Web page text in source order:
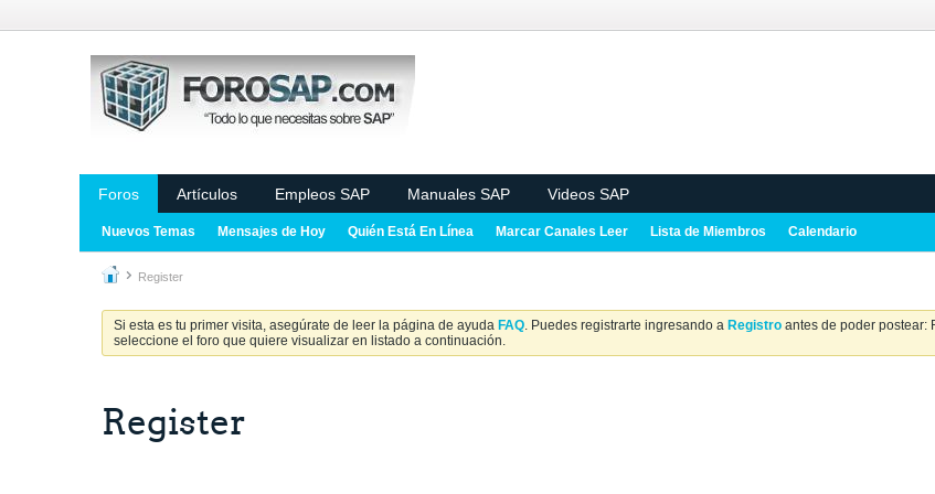
Foros Artículos Empleos SAP Manuales SAP Videos SAP
Nuevos Temas Mensajes de Hoy Quién Está En Línea Marcar Canales Leer Lista de Miembros Calendario
Register
Si esta es tu primer visita, asegúrate de leer la página de ayuda FAQ. Puedes registrarte ingresando a Registro antes de poder postear:
seleccione el foro que quiere visualizar en listado a continuación.
Register